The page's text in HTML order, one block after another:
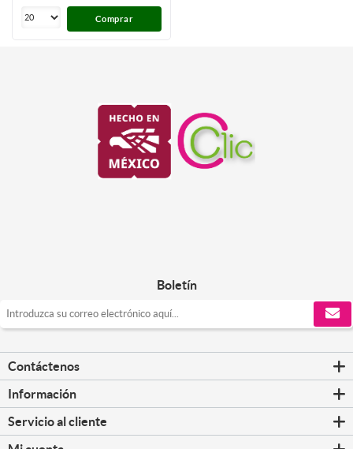
Comprar
Boletín
Contáctenos
Información
Servicio al cliente